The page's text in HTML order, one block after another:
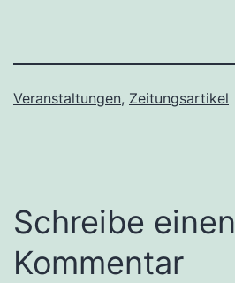
Veranstaltungen, Zeitungsartikel
Schreibe einen
Kommentar